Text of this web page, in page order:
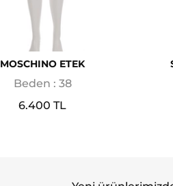
MOSCHINO ETEK
Beden : 38
6.400 TL